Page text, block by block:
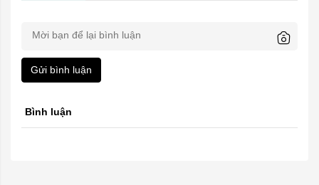
Gửi bình luận
Bình luận